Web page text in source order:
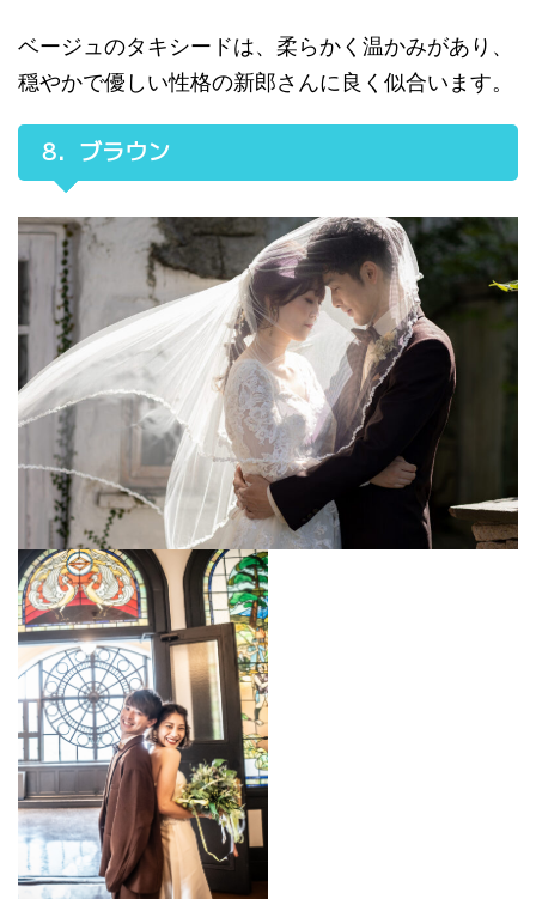
ベージュのタキシードは、柔らかく温かみがあり、
穏やかで優しい性格の新郎さんに良く似合います。
8．ブラウン